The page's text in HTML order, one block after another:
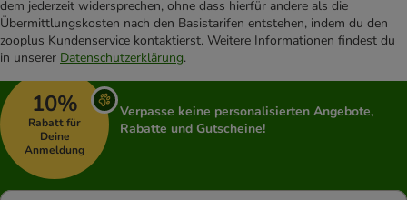
dem jederzeit widersprechen, ohne dass hierfür andere als die
Übermittlungskosten nach den Basistarifen entstehen, indem du den
zooplus Kundenservice kontaktierst. Weitere Informationen findest du
in unserer Datenschutzerklärung.
10%
Rabatt für
Deine
Anmeldung
Verpasse keine personalisierten Angebote,
Rabatte und Gutscheine!